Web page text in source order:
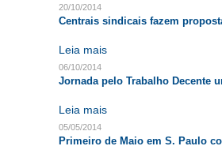
20/10/2014
Centrais sindicais fazem
Leia mais
06/10/2014
Jornada pelo Trabalho Decente
Leia mais
05/05/2014
Primeiro de Maio em S. Paulo